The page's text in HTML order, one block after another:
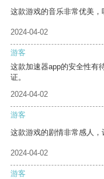
这款游戏的音乐非常优美，
2024-04-02
游客
这款加速器app的安全性有
证。
2024-04-02
游客
这款游戏的剧情非常感人，
2024-04-02
游客